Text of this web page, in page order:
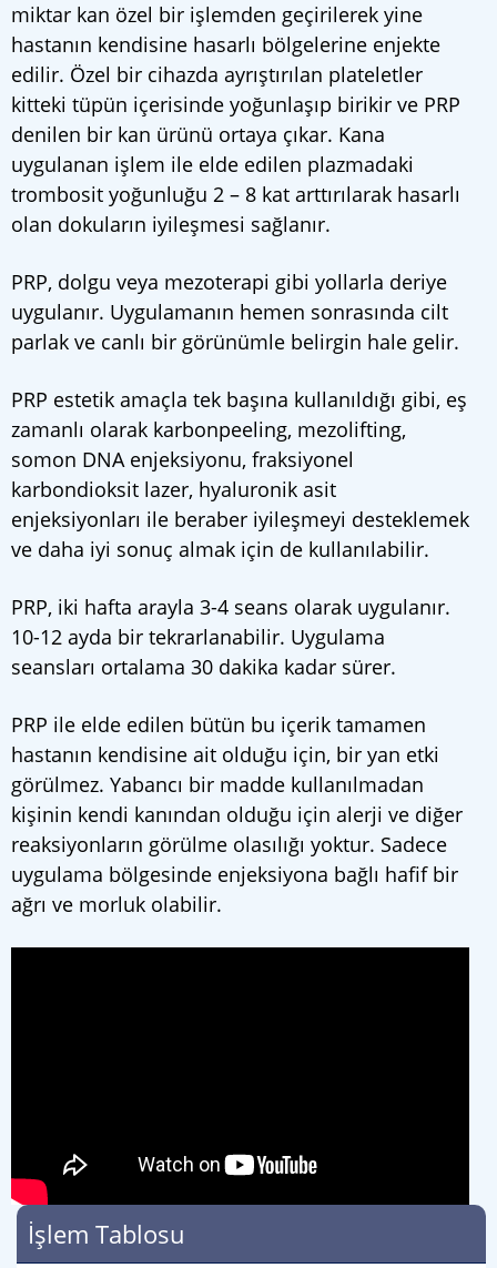
miktar kan özel bir işlemden geçirilerek yine
hastanın kendisine hasarlı bölgelerine enjekte
edilir. Özel bir cihazda ayrıştırılan plateletler
kitteki tüpün içerisinde yoğunlaşıp birikir ve PRP
denilen bir kan ürünü ortaya çıkar. Kana
uygulanan işlem ile elde edilen plazmadaki
trombosit yoğunluğu 2 – 8 kat arttırılarak hasarlı
olan dokuların iyileşmesi sağlanır.
PRP, dolgu veya mezoterapi gibi yollarla deriye
uygulanır. Uygulamanın hemen sonrasında cilt
parlak ve canlı bir görünümle belirgin hale gelir.
PRP estetik amaçla tek başına kullanıldığı gibi, eş
zamanlı olarak karbonpeeling, mezolifting,
somon DNA enjeksiyonu, fraksiyonel
karbondioksit lazer, hyaluronik asit
enjeksiyonları ile beraber iyileşmeyi desteklemek
ve daha iyi sonuç almak için de kullanılabilir.
PRP, iki hafta arayla 3-4 seans olarak uygulanır.
10-12 ayda bir tekrarlanabilir. Uygulama
seansları ortalama 30 dakika kadar sürer.
PRP ile elde edilen bütün bu içerik tamamen
hastanın kendisine ait olduğu için, bir yan etki
görülmez. Yabancı bir madde kullanılmadan
kişinin kendi kanından olduğu için alerji ve diğer
reaksiyonların görülme olasılığı yoktur. Sadece
uygulama bölgesinde enjeksiyona bağlı hafif bir
ağrı ve morluk olabilir.
İşlem Tablosu